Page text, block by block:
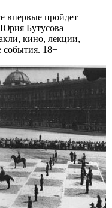
впервые пройдет
Бутусова
кино, лекции,
события. 18+